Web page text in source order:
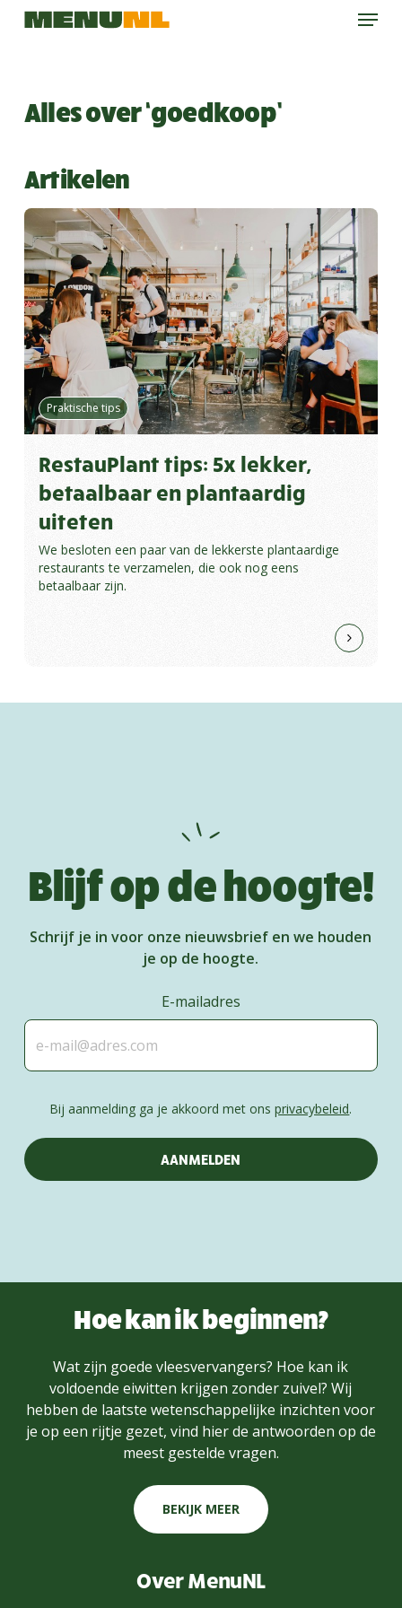
Skip
Menu
Alles over ‘goedkoop’
Artikelen
Praktische tips
RestauPlant tips: 5x lekker,
betaalbaar en plantaardig
uiteten
We besloten een paar van de lekkerste plantaardige
restaurants te verzamelen, die ook nog eens
betaalbaar zijn.
Blijf op de hoogte!
Schrijf je in voor onze nieuwsbrief en we houden
je op de hoogte.
E-mailadres
Bij aanmelding ga je akkoord met onsprivacybeleid.
Hoe kan ik beginnen?
Wat zijn goede vleesvervangers? Hoe kan ik
voldoende eiwitten krijgen zonder zuivel? Wij
hebben de laatste wetenschappelijke inzichten voor
je op een rijtje gezet, vind hier de antwoorden op de
meest gestelde vragen.
BEKIJK MEER
Over MenuNL